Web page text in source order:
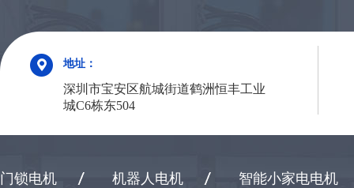
地址：
深圳市宝安区航城街道鹤洲恒丰工业
城C6栋东504
门锁电机 机器人电机
智能小家电电机